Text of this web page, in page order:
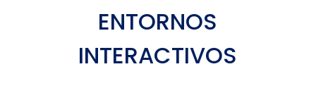
ENTORNOS
INTERACTIVOS